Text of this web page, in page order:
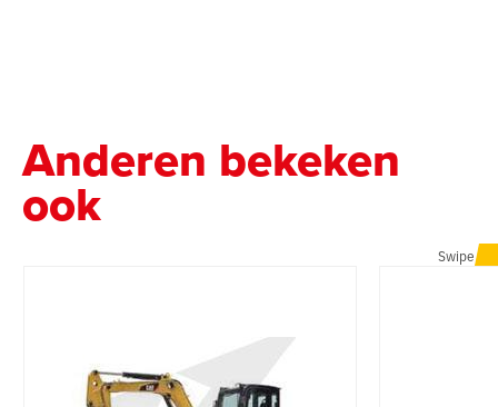
Anderen bekeken
ook
Swipe